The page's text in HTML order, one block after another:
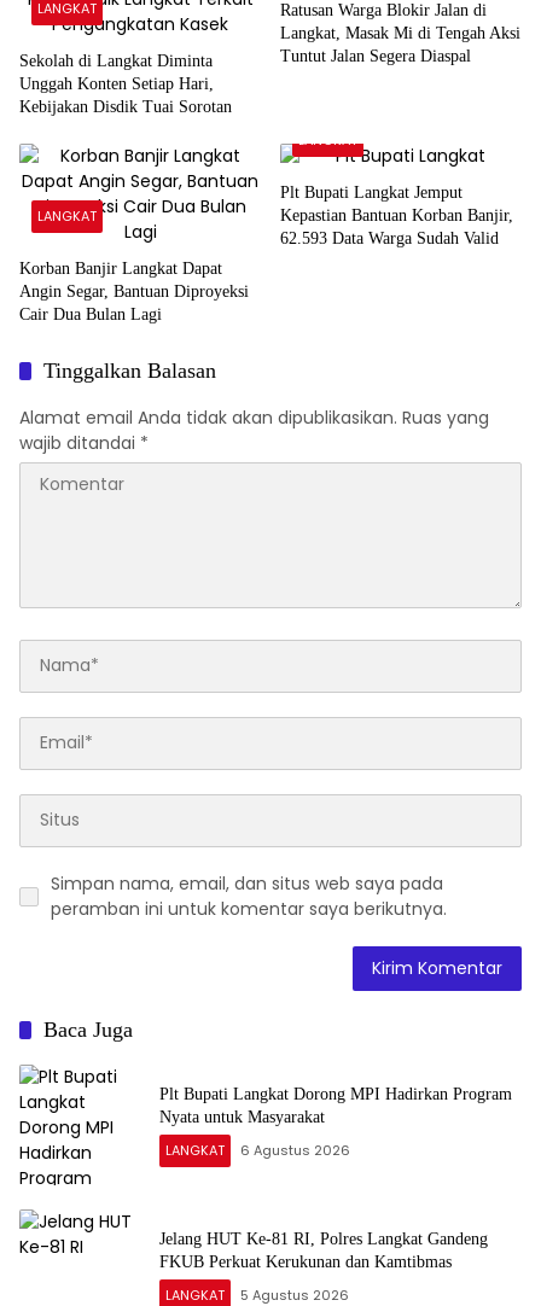
LANGKAT
Sekolah di Langkat Diminta
Unggah Konten Setiap Hari,
Kebijakan Disdik Tuai Sorotan
Ratusan Warga Blokir Jalan di
Langkat, Masak Mi di Tengah Aksi
Tuntut Jalan Segera Diaspal
LANGKAT
Korban Banjir Langkat Dapat
Angin Segar, Bantuan Diproyeksi
Cair Dua Bulan Lagi
LANGKAT
Plt Bupati Langkat Jemput
Kepastian Bantuan Korban Banjir,
62.593 Data Warga Sudah Valid
Tinggalkan Balasan
Alamat email Anda tidak akan dipublikasikan. Ruas yang
wajib ditandai *
Simpan nama, email, dan situs web saya pada
peramban ini untuk komentar saya berikutnya.
Baca Juga
Plt Bupati Langkat Dorong MPI Hadirkan Program
Nyata untuk Masyarakat
LANGKAT 6 Agustus 2026
Jelang HUT Ke-81 RI, Polres Langkat Gandeng
FKUB Perkuat Kerukunan dan Kamtibmas
LANGKAT 5 Agustus 2026